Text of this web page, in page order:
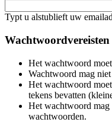
Typt u alstublieft uw
Wachtwoordvereisten
Het wachtwoord
Wachtwoord mag
Het wachtwoord
tekens bevatten
Het wachtwoord mag
wachtwoorden.